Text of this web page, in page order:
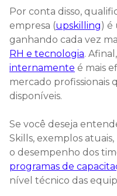
Por conta disso,
empresa (upskilling) é
ganhando cada vez
RH e tecnologia. Afinal,
internamente é mais
mercado profissionais
disponíveis.
Se você deseja
Skills, exemplos
o desempenho dos
programas de
nível técnico das